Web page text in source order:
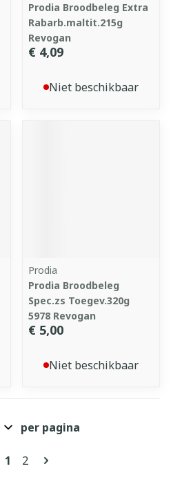
Prodia Broodbeleg Extra
Rabarb.maltit.215g
Revogan
€ 4,09
Niet beschikbaar
Prodia
Prodia Broodbeleg
Spec.zs Toegev.320g
5978 Revogan
€ 5,00
Niet beschikbaar
Pagina's
U lees momenteel pagina
1 Pagina
2
per pagina